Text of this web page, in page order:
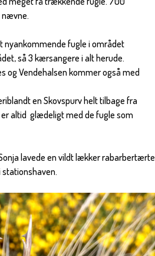
nævne.
nyankommende fugle i området
så 3 kærsangere i alt herude.
og Vendehalsen kommer også med
en Skovspurv helt tilbage fra
altid glædeligt med de fugle som
lavede en vildt lækker rabarbertærte
stationshaven.